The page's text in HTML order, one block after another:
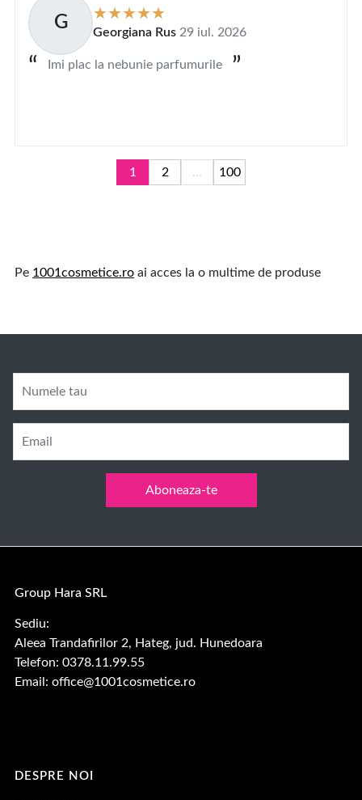
G Georgiana Rus 29 iul. 2026
Imi plac la nebunie parfumurile
1 2 ... 100
Pe 1001cosmetice.ro ai acces la o multime de produse
Numele tau
Email
Aboneaza-te
Group Hara SRL
Sediu:
Aleea Trandafirilor 2, Hateg, jud. Hunedoara
Telefon: 0378.11.99.55
Email: office@1001cosmetice.ro
DESPRE NOI